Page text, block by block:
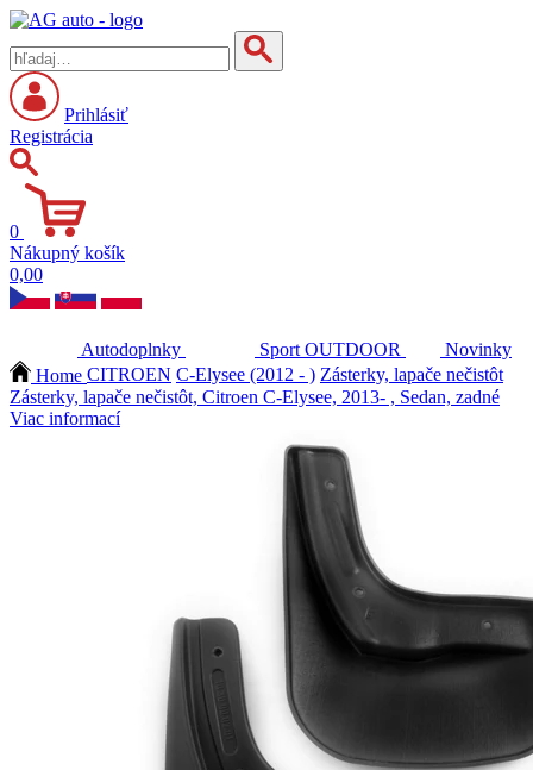
Prihlásiť
Registrácia
0
Nákupný košík
0,00
Autodoplnky Sport OUTDOOR
Novinky
Home CITROEN C-Elysee (2012 - ) Zásterky, lapače nečistôt
Zásterky, lapače nečistôt, Citroen C-Elysee, 2013- , Sedan, zadné
Viac informací